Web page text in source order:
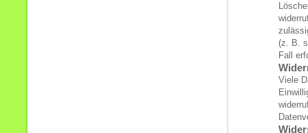
(z. B.
Fall
Viele